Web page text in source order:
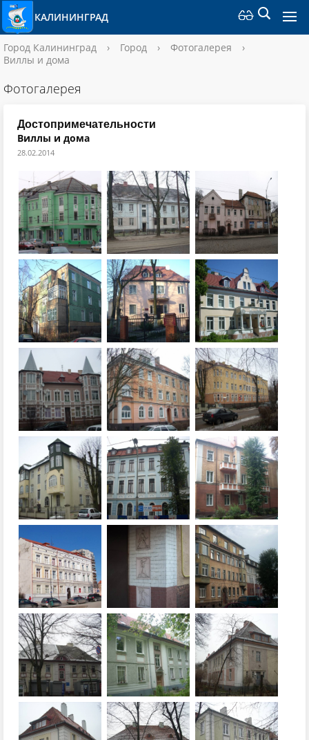
КАЛИНИНГРАД
Город Калининград › Город › Фотогалерея
›
Виллы и дома
Фотогалерея
Достопримечательности
Виллы и дома
28.02.2014